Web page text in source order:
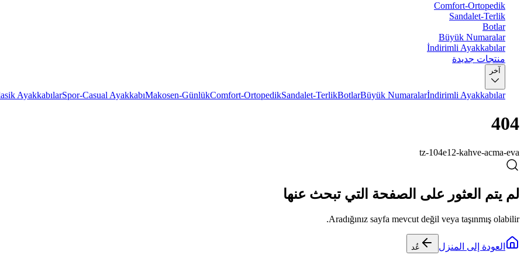
Comfort-Ortopedik
Sandalet-Terlik
Botlar
Büyük Numaralar
İndirimli Ayakkabılar
منتجات جديدة
آخر
AyakkabılarSpor-Casual AyakkabıMakosen-GünlükComfort-OrtopedikSandalet-TerlikBotlarBüyük Numaralarİndirimli Ayakkabılar
404
tz-104e12-kahve-acma-eva
لم يتم العثور على الصفحة التي تبحث عنها
Aradığınız sayfa mevcut değil veya taşınmış olabilir.
العودة إلى المنزل عُد